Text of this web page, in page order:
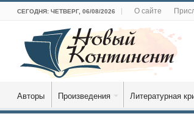
СЕГОДНЯ: ЧЕТВЕРГ, 06/08/2026 О сайте
Авторы Произведения Литературная